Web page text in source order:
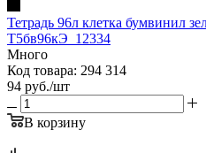
Тетрадь 96л клетка бумвинил
Т5бв96кЭ_12334
Много
Код товара: 294 314
94 руб./шт
В корзину